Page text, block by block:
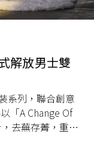
解放男士雙
系列，聯合創意
「A Change Of
去蕪存菁，重新